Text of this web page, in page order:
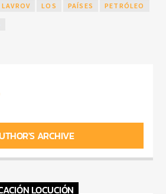
LAVROV LOS PAÍSES PETRÓLEO
ARCHIVE
LOCUCIÓN